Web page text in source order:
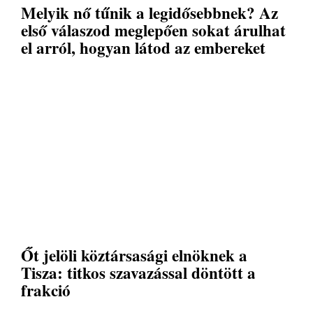
Melyik nő tűnik a legidősebbnek? Az
első válaszod meglepően sokat árulhat
el arról, hogyan látod az embereket
Őt jelöli köztársasági elnöknek a
Tisza: titkos szavazással döntött a
frakció